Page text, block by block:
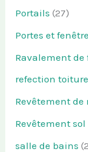
Portails (27)
Portes et
Ravalement de
refection toiture
Revêtement de
Revêtement sol
salle de bains